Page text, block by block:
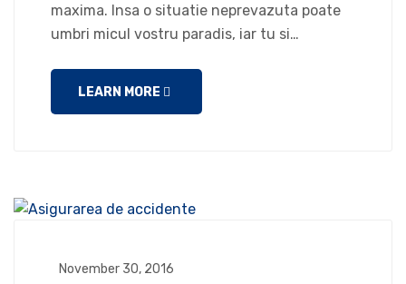
maxima. Insa o situatie neprevazuta poate
umbri micul vostru paradis, iar tu si…
LEARN MORE
November 30, 2016